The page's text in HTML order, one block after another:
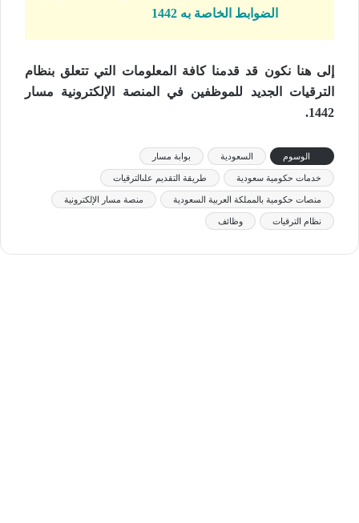
الضوابط الخاصة به 1442
إلى هنا نكون قد قدمنا كافة المعلومات التي تتعلق بنظام
الترقيات الجديد للموظفين في المنصة الإلكترونية مسار
1442.
الوسوم السعودية بوابة مسار
خدمات حكومية سعودية طريقة التقديم علىالترقيات
منصات حكومية بالمملكة العربية السعودية منصة مسار الإلكترونية
نظام الترقيات وظائف